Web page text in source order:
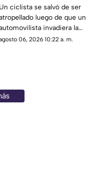
invadir el carril de la
en Guadalajara
Un ciclista se salvó de ser
luego de que un
invadiera la
al girar a la derecha sin
06, 2026 10:22 a. m.